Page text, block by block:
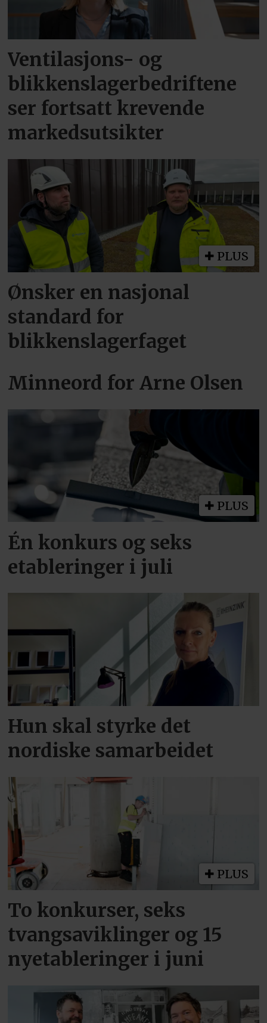
Ventilasjons- og
blikkenslagerbedriftene
ser fortsatt krevende
markedsutsikter
PLUS
Ønsker en nasjonal
standard for
blikkenslagerfaget
Minneord for Arne Olsen
PLUS
Én konkurs og seks
etableringer i juli
Hun skal styrke det
nordiske samarbeidet
PLUS
To konkurser, seks
tvangsaviklinger og 15
nyetableringer i juni